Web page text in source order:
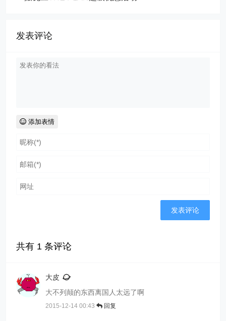
发表评论
添加表情
共有 1 条评论
大皮
大不列颠的东西离国人太远了啊
2015-12-14 00:43 回复